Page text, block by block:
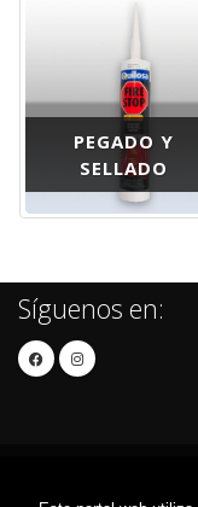
PEGADO Y
SELLADO
Síguenos en: